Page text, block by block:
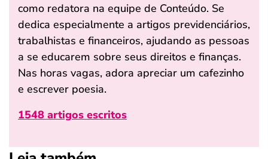
como redatora na equipe de Conteúdo. Se
dedica especialmente a artigos previdenciários,
trabalhistas e financeiros, ajudando as pessoas
a se educarem sobre seus direitos e finanças.
Nas horas vagas, adora apreciar um cafezinho
e escrever poesia.
1548 artigos escritos